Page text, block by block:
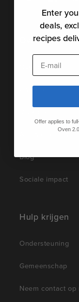
Over
Over ons
Carrière
Affiliate
Blog
Sociale impact
Hulp krijgen
Ondersteuning
Gemeenschap
Neem contact
Enter
deals,
recipes
E-mail
Offer applies to
Oven